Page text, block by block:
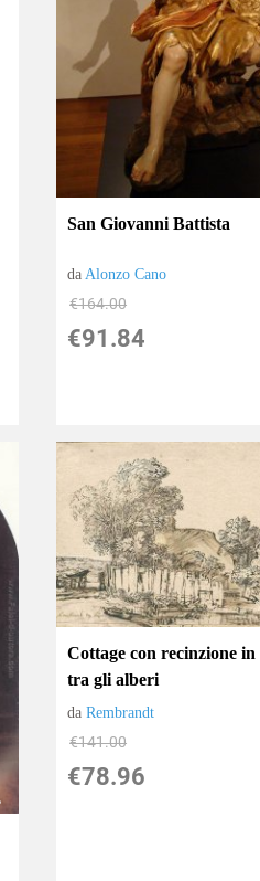
San Giovanni Battista
daAlonzo Cano
€164.00
€91.84
Cottage con recinzione in
tra gli alberi
daRembrandt
€141.00
€78.96